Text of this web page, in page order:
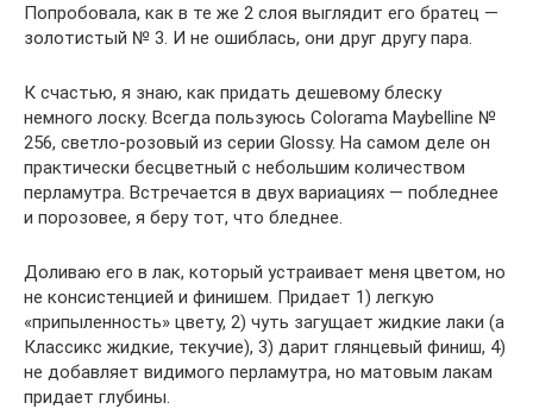
Попробовала, как в те же 2 слоя выглядит его братец —
золотистый № 3. И не ошиблась, они друг другу пара.
К счастью, я знаю, как придать дешевому блеску
немного лоску. Всегда пользуюсь Colorama Maybelline №
256, светло-розовый из серии Glossy. На самом деле он
практически бесцветный с небольшим количеством
перламутра. Встречается в двух вариациях — побледнее
и порозовее, я беру тот, что бледнее.
Доливаю его в лак, который устраивает меня цветом, но
не консистенцией и финишем. Придает 1) легкую
«припыленность» цвету, 2) чуть загущает жидкие лаки (а
Классикс жидкие, текучие), 3) дарит глянцевый финиш, 4)
не добавляет видимого перламутра, но матовым лакам
придает глубины.